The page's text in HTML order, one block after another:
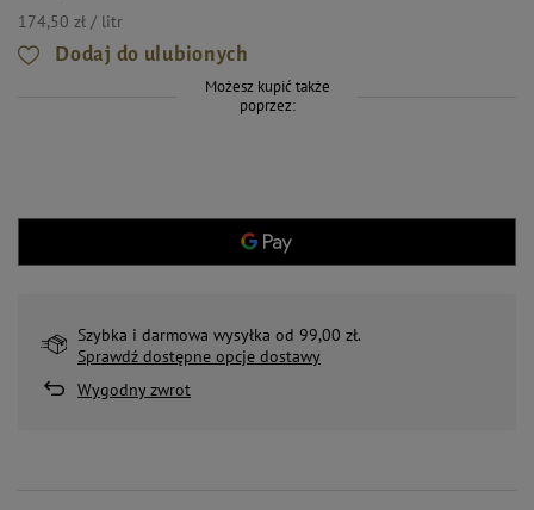
174,50 zł / litr
Dodaj do ulubionych
Możesz kupić także
poprzez:
Szybka i darmowa wysyłka od 99,00 zł.
Sprawdź dostępne opcje dostawy
Wygodny zwrot